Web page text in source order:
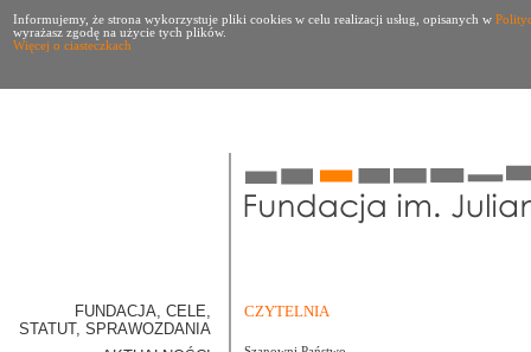
Informujemy, że strona wykorzystuje pliki cookies w celu realizacji usług, opisanych w
wyrażasz zgodę na użycie tych plików.
Więcej o ciasteczkach
FUNDACJA, CELE,
STATUT, SPRAWOZDANIA
CZYTELNIA